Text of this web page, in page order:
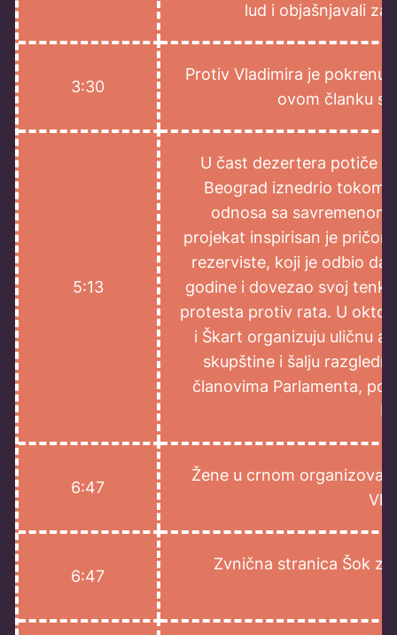
lud i objašnjavali
3:30
Protiv Vladimira je
ovom članku
5:13
U čast dezertera potiče
Beograd iznedrio tokom
odnosa sa
projekat inspirisan je
rezerviste, koji je odbio da
godine i dovezao svoj tenk
protesta protiv rata. U
i Škart organizuju uličnu
skupštine i šalju
članovima Parlamenta,
6:47
Žene u crnom
6:47
Zvnična stranica Šok